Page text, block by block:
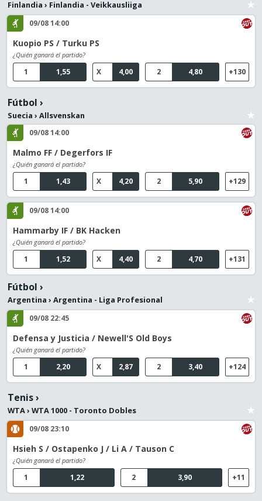
Finlandia › Finlandia - Veikkausliiga
09/08 14:00
Kuopio PS / Turku PS
¿Quién ganará el partido?
1,55
1 4,00
X 4,80
2 +130
Fútbol ›
Suecia › Allsvenskan
09/08 14:00
Malmo FF / Degerfors IF
¿Quién ganará el partido?
1,43
1 4,20
X 5,90
2 +129
09/08 14:00
Hammarby IF / BK Hacken
¿Quién ganará el partido?
1,52
1 4,40
X 4,70
2 +131
Fútbol ›
Argentina › Argentina - Liga Profesional
09/08 22:45
Defensa y Justicia / Newell'S Old Boys
¿Quién ganará el partido?
2,20
1 2,87
X 3,40
2 +124
Tenis›
WTA› WTA 1000 - Toronto Dobles
09/08 23:10
Hsieh S / Ostapenko J / Li A / Tauson C
¿Quién ganará el partido?
1,22
1 3,90
2 +11